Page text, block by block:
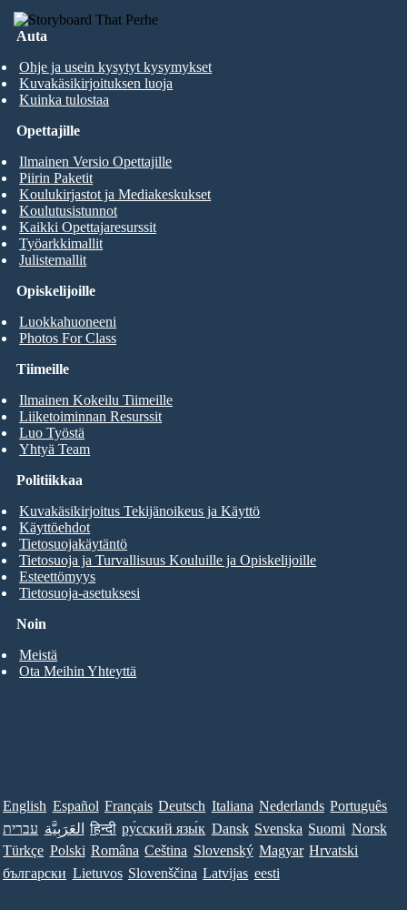
Auta
Ohje ja usein kysytyt kysymykset
Kuvakäsikirjoituksen luoja
Kuinka tulostaa
Opiskelijoille
Luokkahuoneeni
Photos For Class
Opettajille
Ilmainen Versio Opettajille
Piirin Paketit
Koulukirjastot ja Mediakeskukset
Koulutusistunnot
Kaikki Opettajaresurssit
Työarkkimallit
Julistemallit
Tiimeille
Ilmainen Kokeilu Tiimeille
Liiketoiminnan Resurssit
Luo Työstä
Yhtyä Team
Noin
Meistä
Ota Meihin Yhteyttä
Politiikkaa
Kuvakäsikirjoitus Tekijänoikeus ja Käyttö
Käyttöehdot
Tietosuojakäytäntö
Tietosuoja ja Turvallisuus Kouluille ja Opiskelijoille
Esteettömyys
Tietosuoja-asetuksesi
English Español Français Deutsch Italiana Nederlands Português
עברית العَرَبِيَّة हिन्दी ру́сский язы́к Dansk Svenska Suomi Norsk
Türkçe Polski Româna Ceština Slovenský Magyar Hrvatski
български Lietuvos Slovenščina Latvijas eesti